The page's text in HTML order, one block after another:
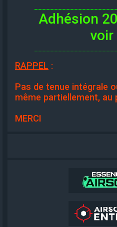
Adhésion
voir
RAPPEL :
Pas de tenue intégrale
même partiellement, au
MERCI